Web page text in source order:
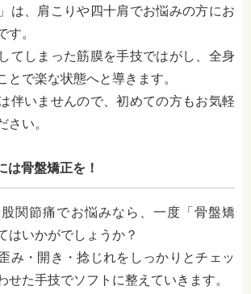
は、肩こりや四十肩でお悩みの方にお
。
てしまった筋膜を手技ではがし、全身
とで楽な状態へと導きます。
伴いませんので、初めての方もお気軽
さい。
は骨盤矯正を！
関節痛でお悩みなら、一度「骨盤矯
はいかがでしょうか？
み・開き・捻じれをしっかりとチェッ
せた手技でソフトに整えていきます。